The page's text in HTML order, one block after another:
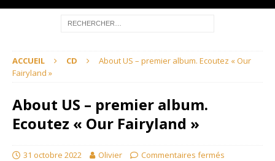
ACCUEIL CD
About US – premier album. Ecoutez « Our
Fairyland »
About US – premier album.
Ecoutez « Our Fairyland »
31 octobre 2022 Olivier Commentaires fermés